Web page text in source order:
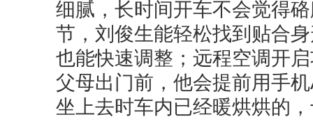
细腻，长时间开车不会觉得
节，刘俊生能轻松找到贴合
也能快速调整；远程空调开
父母出门前，他会提前用手
坐上去时车内已经暖烘烘的